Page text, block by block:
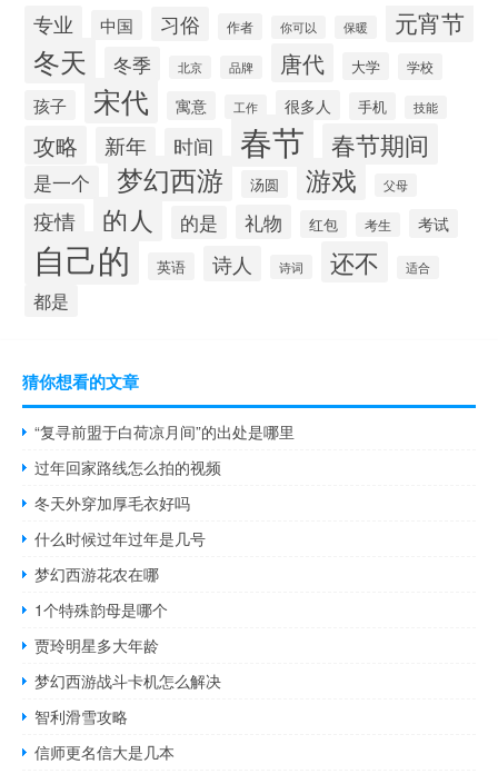
专业 中国 习俗 作者 你可以 保暖 元宵节
冬天 冬季 北京 品牌 唐代 大学 学校
孩子 宋代 寓意 工作 很多人 手机 技能
攻略 新年 时间 春节 春节期间
是一个 梦幻西游 汤圆 游戏 父母
疫情 的人 的是 礼物 红包 考生 考试
自己的 英语 诗人 诗词 还不 适合
都是
猜你想看的文章
“复寻前盟于白荷凉月间”的出处是哪里
过年回家路线怎么拍的视频
冬天外穿加厚毛衣好吗
什么时候过年过年是几号
梦幻西游花农在哪
1个特殊韵母是哪个
贾玲明星多大年龄
梦幻西游战斗卡机怎么解决
智利滑雪攻略
信师更名信大是几本